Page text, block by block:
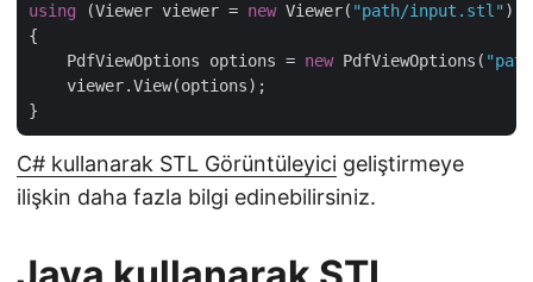
using (Viewer viewer = new Viewer( "path/input.stl" ))
{
    PdfViewOptions options =
new PdfViewOptions(
    viewer.View(options);
C# kullanarak STL Görüntüleyici geliştirmeye
ilişkin daha fazla bilgi edinebilirsiniz.